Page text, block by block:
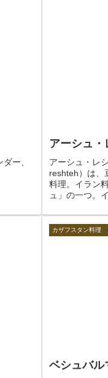
ー、
アーシュ・
アーシュ・レ
reshteh）は、
料理。イラン
ュ」の一つ。
カザフスタン料理
ベシュバル